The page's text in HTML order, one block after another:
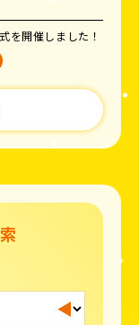
を開催しました！